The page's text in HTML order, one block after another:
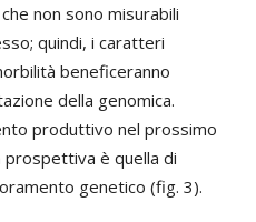
non sono misurabili
quindi, i caratteri
beneficeranno
della genomica.
produttivo nel prossimo
prospettiva è quella di
genetico (fig. 3).